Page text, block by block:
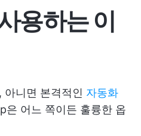
용하는 이
아니면 본격적인 자동화
은 어느 쪽이든 훌륭한 옵